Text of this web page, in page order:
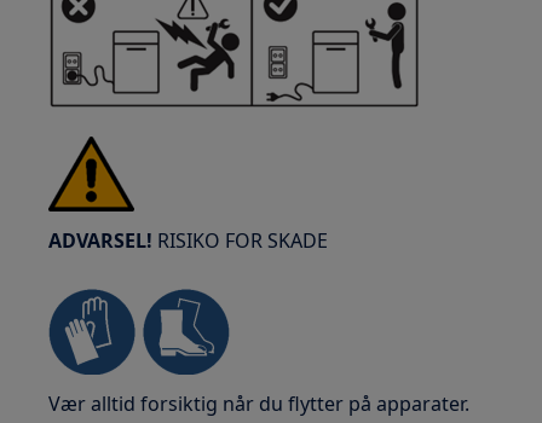
ADVARSEL! RISIKO FOR SKADE
Vær alltid forsiktig når du flytter på apparater.